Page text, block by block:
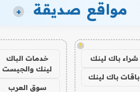
مواقع صديقة +
!
شراء باك لينك
باقات باك لينك
خدمات الباك
لينك والجيست
سوق العرب